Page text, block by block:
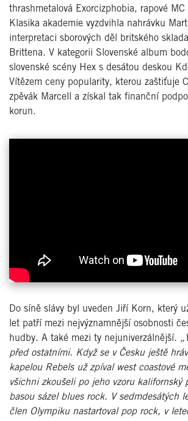
thrashmetalová Exorcizphobia, rapové MC
Klasika akademie vyzdvihla nahrávku
interpretaci sborových děl britského
Brittena. V kategorii Slovenské album
slovenské scény Hex s desátou deskou
Vítězem ceny popularity, kterou zaštiťuje
zpěvák Marcell a získal tak finanční
korun.
Do síně slávy byl uveden Jiří Korn, který
let patří mezi nejvýznamnější osobnosti
hudby. A také mezi ty nejuniverzálnější.
před ostatními. Když se v Česku ještě
kapelou Rebels už zpíval west coastové
všichni zkoušeli po jeho vzoru kalifornský
basou sázel blues rock. V sedmdesátých
člen Olympiku nastartoval pop rock, v